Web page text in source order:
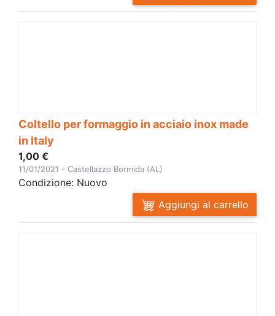
Coltello per formaggio in acciaio inox made
in Italy
1,00 €
11/01/2021 - Castellazzo Bormida (AL)
Condizione: Nuovo
Aggiungi al carrello